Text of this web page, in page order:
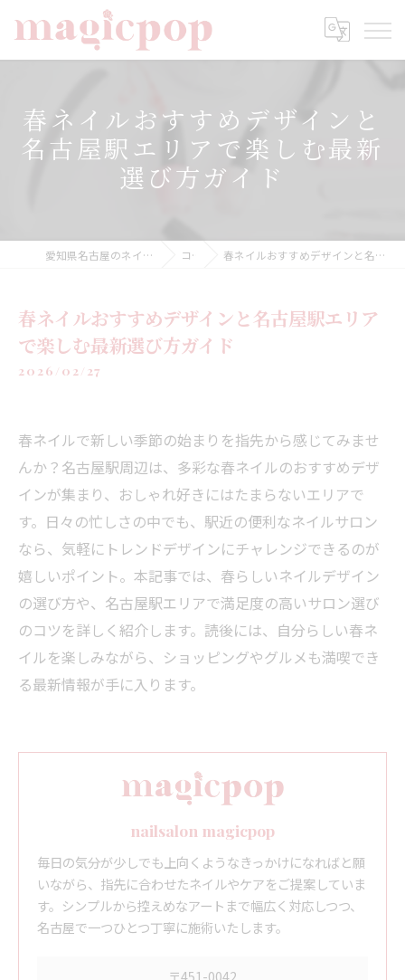
春ネイルおすすめデザインと
名古屋駅エリアで楽しむ最新
選び方ガイド
愛知県名古屋のネイルならnailsalon magicpop コラム 春ネイルおすすめデザインと名古屋駅エリアで楽しむ最新選び方ガイド
春ネイルおすすめデザインと名古屋駅エリア
で楽しむ最新選び方ガイド
2026/02/27
春ネイルで新しい季節の始まりを指先から感じてみませ
んか？名古屋駅周辺は、多彩な春ネイルのおすすめデザ
インが集まり、おしゃれ好きにはたまらないエリアで
す。日々の忙しさの中でも、駅近の便利なネイルサロン
なら、気軽にトレンドデザインにチャレンジできるのが
嬉しいポイント。本記事では、春らしいネイルデザイン
の選び方や、名古屋駅エリアで満足度の高いサロン選び
のコツを詳しく紹介します。読後には、自分らしい春ネ
イルを楽しみながら、ショッピングやグルメも満喫でき
る最新情報が手に入ります。
nailsalon magicpop
毎日の気分が少しでも上向くようなきっかけになればと願
いながら、指先に合わせたネイルやケアをご提案していま
す。シンプルから控えめなアートまで幅広く対応しつつ、
名古屋で一つひとつ丁寧に施術いたします。
〒451-0042